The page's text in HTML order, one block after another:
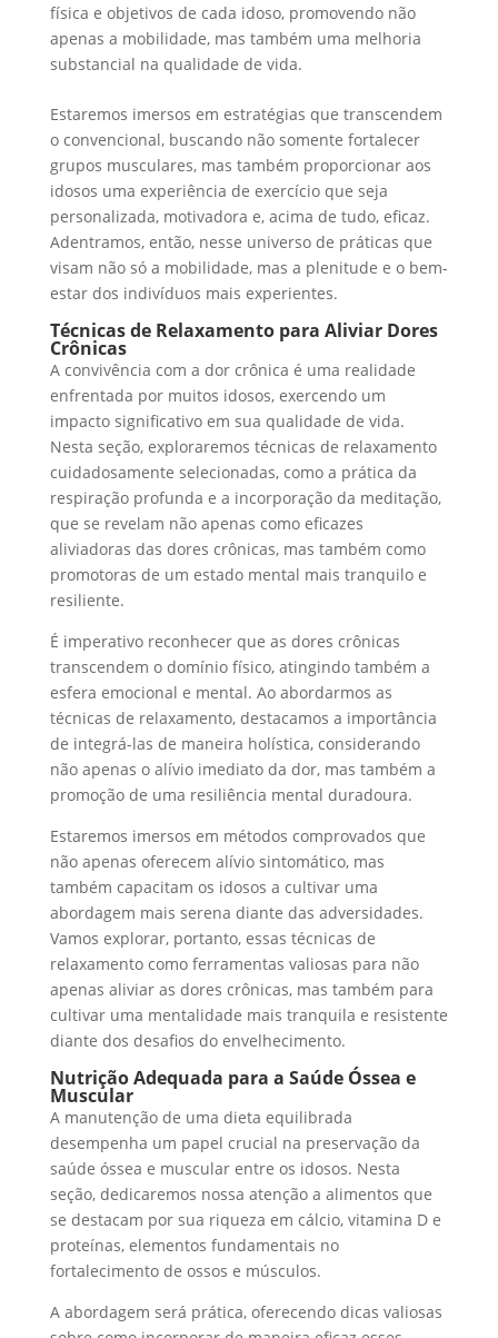
física e objetivos de cada idoso, promovendo não
apenas a mobilidade, mas também uma melhoria
substancial na qualidade de vida.
Estaremos imersos em estratégias que transcendem
o convencional, buscando não somente fortalecer
grupos musculares, mas também proporcionar aos
idosos uma experiência de exercício que seja
personalizada, motivadora e, acima de tudo, eficaz.
Adentramos, então, nesse universo de práticas que
visam não só a mobilidade, mas a plenitude e o bem-
estar dos indivíduos mais experientes.
Técnicas de Relaxamento para Aliviar Dores
Crônicas
A convivência com a dor crônica é uma realidade
enfrentada por muitos idosos, exercendo um
impacto significativo em sua qualidade de vida.
Nesta seção, exploraremos técnicas de relaxamento
cuidadosamente selecionadas, como a prática da
respiração profunda e a incorporação da meditação,
que se revelam não apenas como eficazes
aliviadoras das dores crônicas, mas também como
promotoras de um estado mental mais tranquilo e
resiliente.
É imperativo reconhecer que as dores crônicas
transcendem o domínio físico, atingindo também a
esfera emocional e mental. Ao abordarmos as
técnicas de relaxamento, destacamos a importância
de integrá-las de maneira holística, considerando
não apenas o alívio imediato da dor, mas também a
promoção de uma resiliência mental duradoura.
Estaremos imersos em métodos comprovados que
não apenas oferecem alívio sintomático, mas
também capacitam os idosos a cultivar uma
abordagem mais serena diante das adversidades.
Vamos explorar, portanto, essas técnicas de
relaxamento como ferramentas valiosas para não
apenas aliviar as dores crônicas, mas também para
cultivar uma mentalidade mais tranquila e resistente
diante dos desafios do envelhecimento.
Nutrição Adequada para a Saúde Óssea e
Muscular
A manutenção de uma dieta equilibrada
desempenha um papel crucial na preservação da
saúde óssea e muscular entre os idosos. Nesta
seção, dedicaremos nossa atenção a alimentos que
se destacam por sua riqueza em cálcio, vitamina D e
proteínas, elementos fundamentais no
fortalecimento de ossos e músculos.
A abordagem será prática, oferecendo dicas valiosas